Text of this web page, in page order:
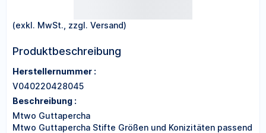
(exkl. MwSt., zzgl. Versand)
Produktbeschreibung
Herstellernummer :
V040220428045
Beschreibung :
Mtwo Guttapercha
Mtwo Guttapercha Stifte Größen und Konizitäten passend